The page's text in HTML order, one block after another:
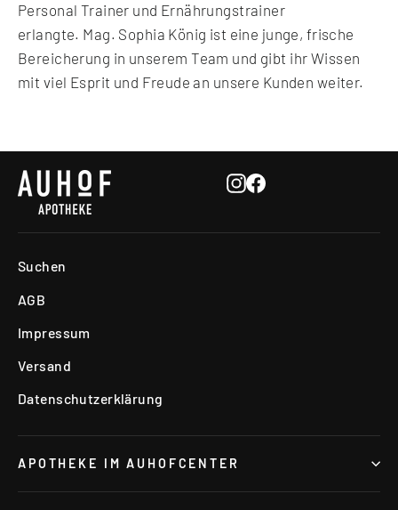
Personal Trainer und Ernährungstrainer
erlangte. Mag. Sophia König ist eine junge, frische
Bereicherung in unserem Team und gibt ihr Wissen
mit viel Esprit und Freude an unsere Kunden weiter.
Instagram
Facebook
Suchen
AGB
Impressum
Versand
Datenschutzerklärung
APOTHEKE IM AUHOFCENTER